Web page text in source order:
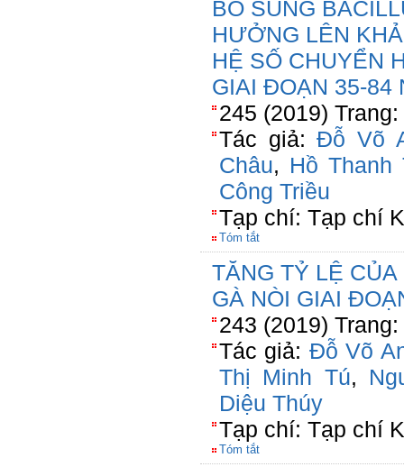
BỔ SUNG
HƯỞNG LÊN
HỆ SỐ CHUYỂN
GIAI ĐOẠN 35-84
245 (2019)
Tác giả:Đỗ Võ
Châu, Hồ Thanh
Công Triều
Tạp chí: Tạp chí
Tóm tắt
TĂNG TỶ LỆ
GÀ NÒI GIAI
243 (2019)
Tác giả: Đỗ Võ
Thị Minh Tú,
Diệu Thúy
Tạp chí: Tạp chí
Tóm tắt